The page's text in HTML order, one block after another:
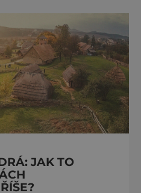
JAK TO